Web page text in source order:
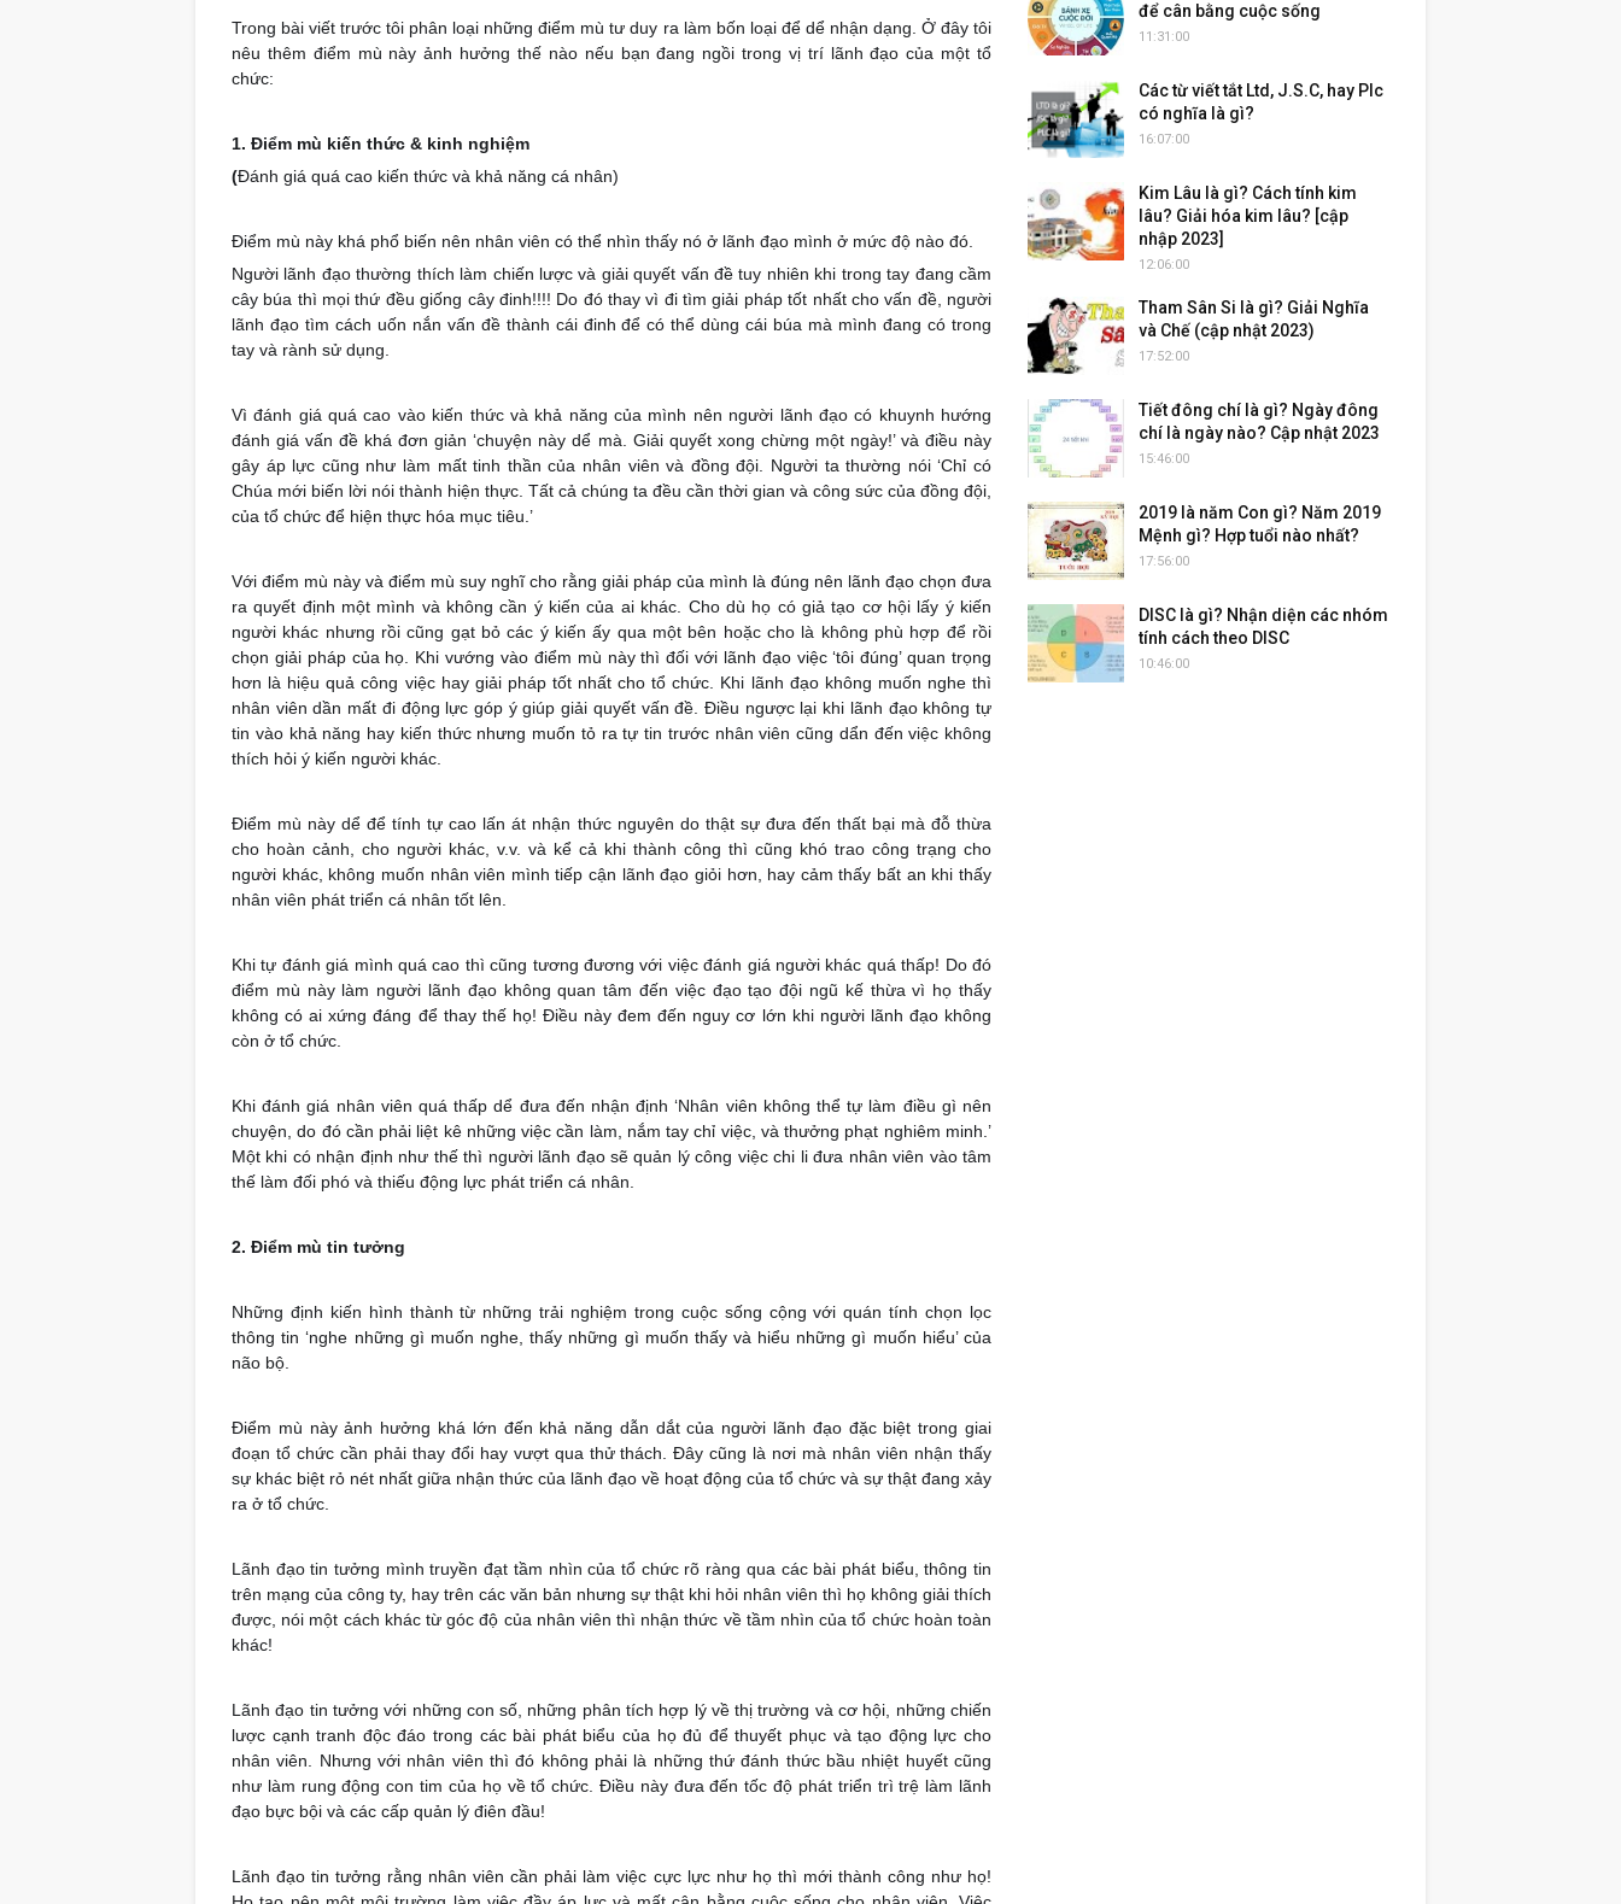
Trong bài viết trước tôi phân loại những điểm mù tư duy ra làm bốn loại để dể nhận dạng. Ở đây tôi
nêu thêm điểm mù này ảnh hưởng thế nào nếu bạn đang ngồi trong vị trí lãnh đạo của một tổ
chức:
1. Điểm mù kiến thức & kinh nghiệm
(Đánh giá quá cao kiến thức và khả năng cá nhân)
Điểm mù này khá phổ biến nên nhân viên có thể nhìn thấy nó ở lãnh đạo mình ở mức độ nào đó.
Người lãnh đạo thường thích làm chiến lược và giải quyết vấn đề tuy nhiên khi trong tay đang cầm
cây búa thì mọi thứ đều giống cây đinh!!!! Do đó thay vì đi tìm giải pháp tốt nhất cho vấn đề, người
lãnh đạo tìm cách uốn nắn vấn đề thành cái đinh để có thể dùng cái búa mà mình đang có trong
tay và rành sử dụng.
Vì đánh giá quá cao vào kiến thức và khả năng của mình nên người lãnh đạo có khuynh hướng
đánh giá vấn đề khá đơn giản ‘chuyện này dể mà. Giải quyết xong chừng một ngày!’ và điều này
gây áp lực cũng như làm mất tinh thần của nhân viên và đồng đội. Người ta thường nói ‘Chỉ có
Chúa mới biến lời nói thành hiện thực. Tất cả chúng ta đều cần thời gian và công sức của đồng đội,
của tổ chức để hiện thực hóa mục tiêu.’
Với điểm mù này và điểm mù suy nghĩ cho rằng giải pháp của mình là đúng nên lãnh đạo chọn đưa
ra quyết định một mình và không cần ý kiến của ai khác. Cho dù họ có giả tạo cơ hội lấy ý kiến
người khác nhưng rồi cũng gạt bỏ các ý kiến ấy qua một bên hoặc cho là không phù hợp để rồi
chọn giải pháp của họ. Khi vướng vào điểm mù này thì đối với lãnh đạo việc ‘tôi đúng’ quan trọng
hơn là hiệu quả công việc hay giải pháp tốt nhất cho tổ chức. Khi lãnh đạo không muốn nghe thì
nhân viên dần mất đi động lực góp ý giúp giải quyết vấn đề. Điều ngược lại khi lãnh đạo không tự
tin vào khả năng hay kiến thức nhưng muốn tỏ ra tự tin trước nhân viên cũng dẩn đến việc không
thích hỏi ý kiến người khác.
Điểm mù này dể để tính tự cao lấn át nhận thức nguyên do thật sự đưa đến thất bại mà đỗ thừa
cho hoàn cảnh, cho người khác, v.v. và kể cả khi thành công thì cũng khó trao công trạng cho
người khác, không muốn nhân viên mình tiếp cận lãnh đạo giỏi hơn, hay cảm thấy bất an khi thấy
nhân viên phát triển cá nhân tốt lên.
Khi tự đánh giá mình quá cao thì cũng tương đương với việc đánh giá người khác quá thấp! Do đó
điểm mù này làm người lãnh đạo không quan tâm đến việc đạo tạo đội ngũ kế thừa vì họ thấy
không có ai xứng đáng để thay thế họ! Điều này đem đến nguy cơ lớn khi người lãnh đạo không
còn ở tổ chức.
Khi đánh giá nhân viên quá thấp dể đưa đến nhận định ‘Nhân viên không thể tự làm điều gì nên
chuyện, do đó cần phải liệt kê những việc cần làm, nắm tay chỉ việc, và thưởng phạt nghiêm minh.’
Một khi có nhận định như thế thì người lãnh đạo sẽ quản lý công việc chi li đưa nhân viên vào tâm
thế làm đối phó và thiếu động lực phát triển cá nhân.
2. Điểm mù tin tưởng
Những định kiến hình thành từ những trải nghiệm trong cuộc sống cộng với quán tính chọn lọc
thông tin ‘nghe những gì muốn nghe, thấy những gì muốn thấy và hiểu những gì muốn hiểu’ của
não bộ.
Điểm mù này ảnh hưởng khá lớn đến khả năng dẫn dắt của người lãnh đạo đặc biệt trong giai
đoạn tổ chức cần phải thay đổi hay vượt qua thử thách. Đây cũng là nơi mà nhân viên nhận thấy
sự khác biệt rỏ nét nhất giữa nhận thức của lãnh đạo về hoạt động của tổ chức và sự thật đang xảy
ra ở tổ chức.
Lãnh đạo tin tưởng mình truyền đạt tầm nhìn của tổ chức rõ ràng qua các bài phát biểu, thông tin
trên mạng của công ty, hay trên các văn bản nhưng sự thật khi hỏi nhân viên thì họ không giải thích
được, nói một cách khác từ góc độ của nhân viên thì nhận thức về tầm nhìn của tổ chức hoàn toàn
khác!
Lãnh đạo tin tưởng với những con số, những phân tích hợp lý về thị trường và cơ hội, những chiến
lược cạnh tranh độc đáo trong các bài phát biểu của họ đủ để thuyết phục và tạo động lực cho
nhân viên. Nhưng với nhân viên thì đó không phải là những thứ đánh thức bầu nhiệt huyết cũng
như làm rung động con tim của họ về tổ chức. Điều này đưa đến tốc độ phát triển trì trệ làm lãnh
đạo bực bội và các cấp quản lý điên đầu!
Lãnh đạo tin tưởng rằng nhân viên cần phải làm việc cực lực như họ thì mới thành công như họ!
để cân bằng cuộc sống
11:31:00
Các từ viết tắt Ltd, J.S.C, hay Plc
có nghĩa là gì?
16:07:00
Kim Lâu là gì? Cách tính kim
lâu? Giải hóa kim lâu? [cập
nhập 2023]
12:06:00
Tham Sân Si là gì? Giải Nghĩa
và Chế (cập nhật 2023)
17:52:00
Tiết đông chí là gì? Ngày đông
chí là ngày nào? Cập nhật 2023
15:46:00
2019 là năm Con gì? Năm 2019
Mệnh gì? Hợp tuổi nào nhất?
17:56:00
DISC là gì? Nhận diện các nhóm
tính cách theo DISC
10:46:00